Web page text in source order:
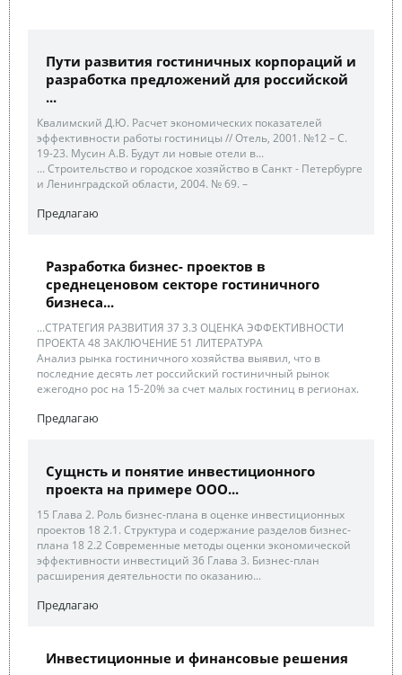
Пути развития гостиничных корпораций и
разработка предложений для российской
...
Квалимский Д.Ю. Расчет экономических показателей
эффективности работы гостиницы // Отель, 2001. №12 – С.
19-23. Мусин А.В. Будут ли новые отели в...
... Строительство и городское хозяйство в Санкт - Петербурге
и Ленинградской области, 2004. № 69. –
Предлагаю
Разработка бизнес- проектов в
среднеценовом секторе гостиничного
бизнеса...
...СТРАТЕГИЯ РАЗВИТИЯ 37 3.3 ОЦЕНКА ЭФФЕКТИВНОСТИ
ПРОЕКТА 48 ЗАКЛЮЧЕНИЕ 51 ЛИТЕРАТУРА
Анализ рынка гостиничного хозяйства выявил, что в
последние десять лет российский гостиничный рынок
ежегодно рос на 15-20% за счет малых гостиниц в регионах.
Предлагаю
Сущнсть и понятие инвестиционного
проекта на примере ООО...
15 Глава 2. Роль бизнес-плана в оценке инвестиционных
проектов 18 2.1. Структура и содержание разделов бизнес-
плана 18 2.2 Современные методы оценки экономической
эффективности инвестиций 36 Глава 3. Бизнес-план
расширения деятельности по оказанию...
Предлагаю
Инвестиционные и финансовые решения